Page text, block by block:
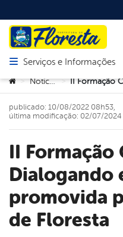
Abrir menu principal de
Serviços e Informações
Você está aqui:
> Notícias >
II Formação Continuada:
Dialogando
promovida
de Floresta
publicado: 10/08/2022 08h53,
última modificação: 02/07/2024